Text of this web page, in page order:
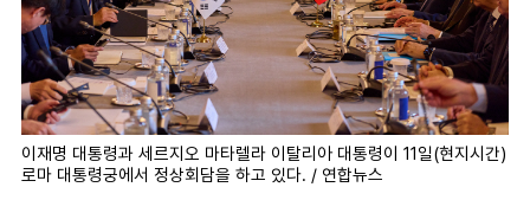
이재명 대통령과 세르지오 마타렐라 이탈리아 대통령이 11일(현지시간)
로마 대통령궁에서 정상회담을 하고 있다. / 연합뉴스